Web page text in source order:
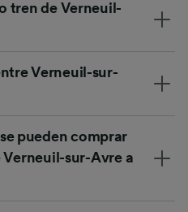
tren de Verneuil-
Verneuil-sur-
pueden comprar
Verneuil-sur-Avre a